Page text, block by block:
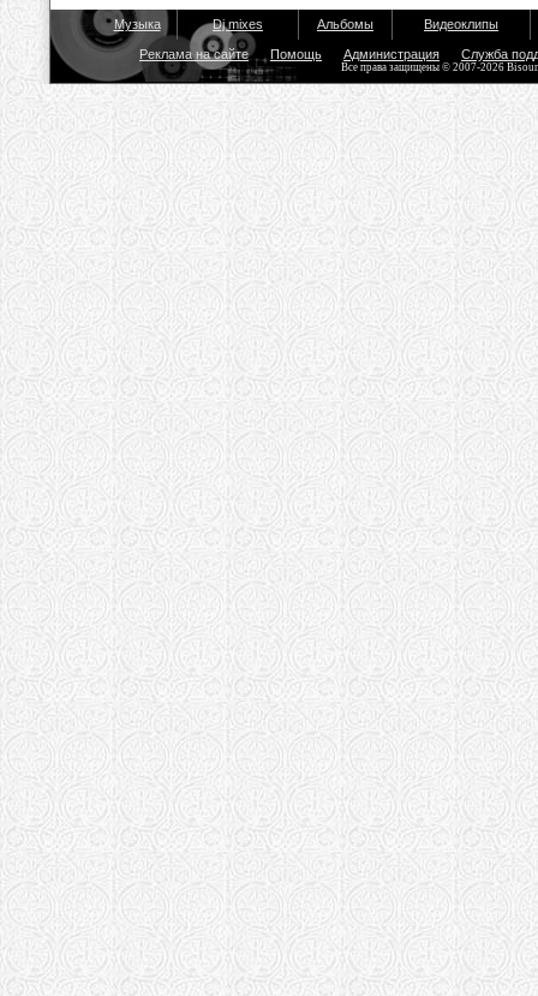
Музыка Dj mixes Альбомы Видеоклипы
Реклама на сайте Помощь Администрация Служба
Все права защищены © 2007-2026